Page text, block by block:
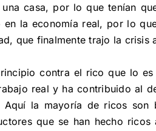
casa, por lo que tenían
la economía real, por lo
que finalmente trajo la crisis
contra el rico que lo
real y ha contribuido al
la mayoría de ricos son
que se han hecho